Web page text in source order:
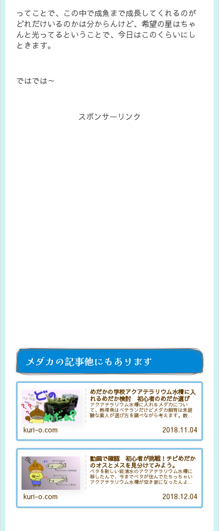
ってことで、この中で成魚まで成長してくれるのが
どれだけいるのかは分からんけど、希望の星はちゃ
んと光ってるということで、今日はこのくらいにし
ときます。
ではでは～
スポンサーリンク
メダカの記事他にもあります
めだかの学校アクアテラリウム水槽に入
れるめだか検討 初心者のめだか選び
アクアテラリウム水槽に入れるメダカについ
て、熱帯魚はベテランだけどメダカ飼育は未経
験な素人が選び方を調べながら考えます。数百
か？果たしてメダカの学校アクアテラリウム水
槽にぴったりなものを選ぶことが出来るのでし
kuri-o.com 2018.11.04
動画で確認 初心者が挑戦！チビめだか
のオスとメスを見分けてみよう。
ベタを新しい岩清水のアクアテラリウム水槽に
移したんで、今までベタが住んでたちっちゃい
アクアテラリウム水槽が空き家になったんよ
らボウフラのちっちゃい奴みたいなんが湧いた
んやけどね。この季節はさすがにそ...
kuri-o.com 2018.12.04